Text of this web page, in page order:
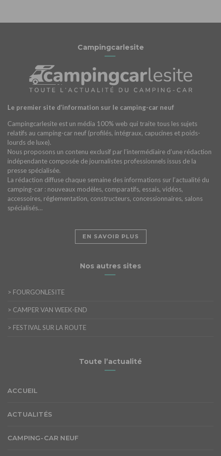
Campingcarlesite
Le premier site d’information sur le camping-car neuf
Campingcarlesite est un média 100% web qui traite tous les sujets
relatifs au camping-car neuf (profilés, intégraux, capucines et poids-
lourds de luxe).
Nous proposons un contenu exclusif par l’intermédiaire d’une rédaction
indépendante composée de journalistes professionnels issus de la
presse spécialisée.
La rédaction diffuse chaque semaine des informations sur l’actualité du
camping-car : nouveaux modèles, comparatifs, essais, vidéos,
accessoires, réglementation, constructeurs, concessionnaires, salons
spécialisés…
EN SAVOIR PLUS
Nos autres sites
> FOURGONLESITE
> CAMPER VAN WEEK-END
> FESTIVAL SUR LA ROUTE
Toute l’actualité
ACCUEIL
ACTUALITÉS
CAMPING-CAR NEUF